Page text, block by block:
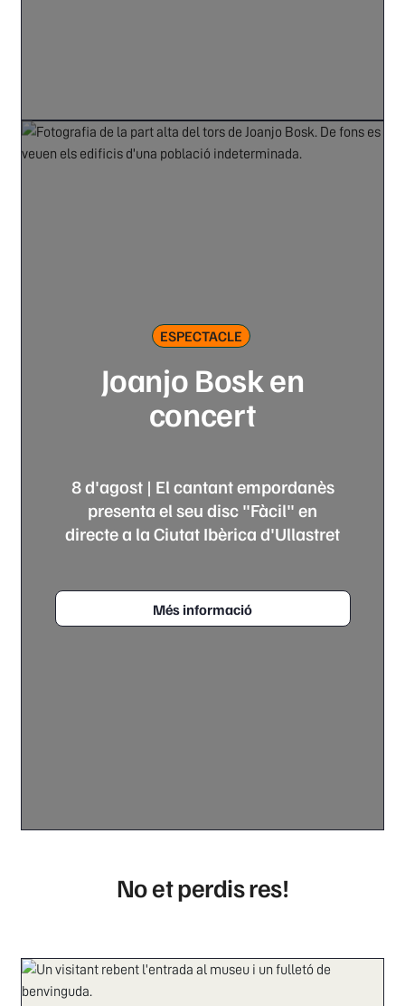
ESPECTACLE
Joanjo Bosk en
concert
8 d'agost | El cantant empordanès
presenta el seu disc "Fàcil" en
directe a la Ciutat Ibèrica d'Ullastret
Més informació
No et perdis res!